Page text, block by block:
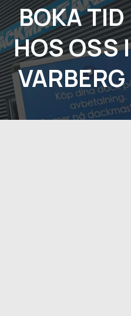
BOKA TID
HOS OSS I
VARBERG